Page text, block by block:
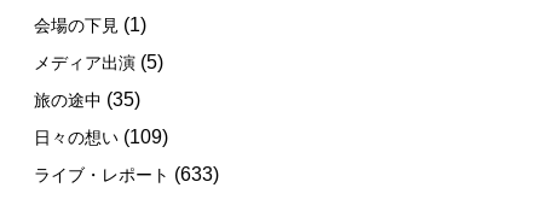
会場の下見 (1)
メディア出演 (5)
旅の途中 (35)
日々の想い (109)
ライブ・レポート (633)